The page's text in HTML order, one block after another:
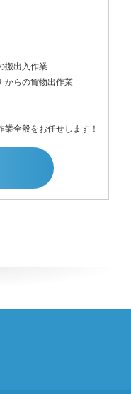
搬出入作業
からの貨物出作業
全般をお任せします！